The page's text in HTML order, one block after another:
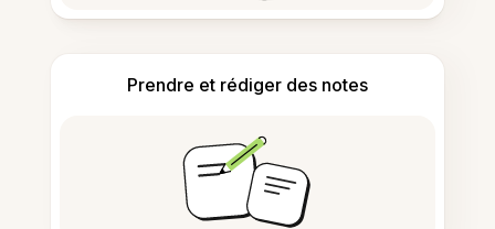
Prendre et rédiger des notes